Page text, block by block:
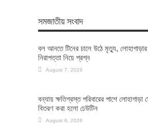
সমজাতীয় সংবাদ
বল আনতে টিনের চালে উঠে মৃত্যু,
নিরাপত্তা নিয়ে প্রশ্ন
August 7, 2026
বন্যায় ক্ষতিগ্রস্ত পরিবারের পাশে
বিতরণ করা হলো ঢেউটিন
August 6, 2026